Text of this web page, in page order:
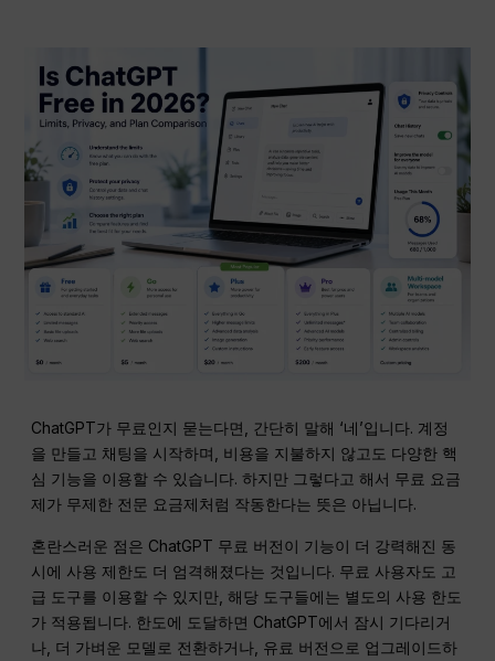
ChatGPT가 무료인지 묻는다면, 간단히 말해 ‘네’입니다. 계정
을 만들고 채팅을 시작하며, 비용을 지불하지 않고도 다양한 핵
심 기능을 이용할 수 있습니다. 하지만 그렇다고 해서 무료 요금
제가 무제한 전문 요금제처럼 작동한다는 뜻은 아닙니다.
혼란스러운 점은 ChatGPT 무료 버전이 기능이 더 강력해진 동
시에 사용 제한도 더 엄격해졌다는 것입니다. 무료 사용자도 고
급 도구를 이용할 수 있지만, 해당 도구들에는 별도의 사용 한도
가 적용됩니다. 한도에 도달하면 ChatGPT에서 잠시 기다리거
나, 더 가벼운 모델로 전환하거나, 유료 버전으로 업그레이드하